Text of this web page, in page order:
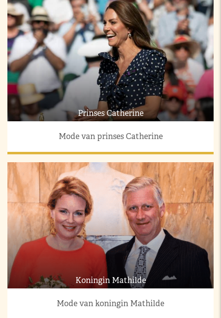
Prinses Catherine
Mode van prinses Catherine
Koningin Mathilde
Mode van koningin Mathilde